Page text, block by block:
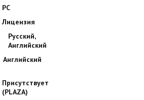
PC
Лицензия
Русский,
Английский
Английский
Присутствует
(PLAZA)